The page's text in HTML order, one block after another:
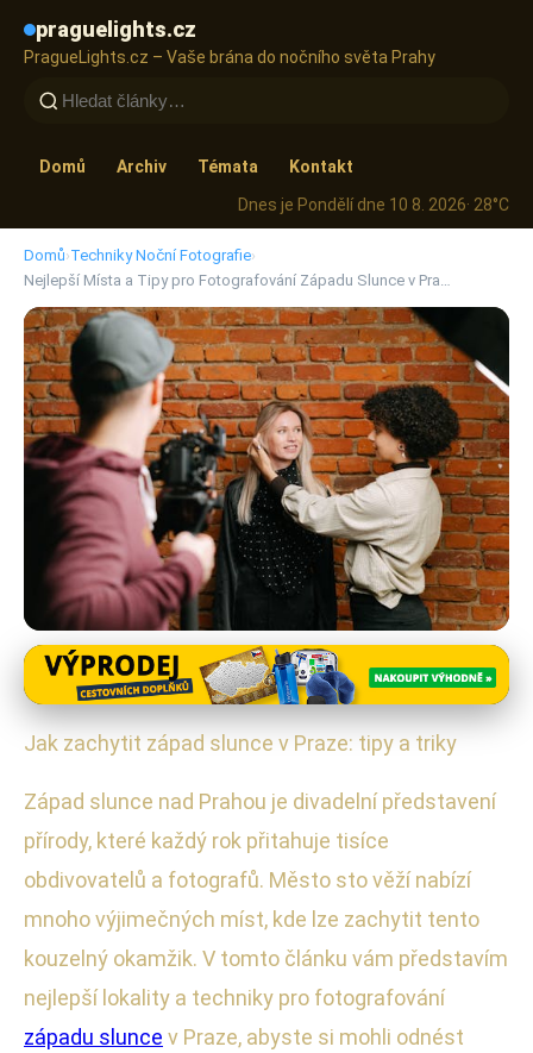
praguelights.cz
PragueLights.cz – Vaše brána do nočního světa Prahy
Domů Archiv Témata
Kontakt
Dnes je Pondělí dne 10 8. 2026· 28°C
Domů›Techniky Noční Fotografie›
Nejlepší Místa a Tipy pro Fotografování Západu Slunce v Pra…
Techniky Noční Fotografie
Nejlepší Místa a Tipy pro
Praze
· 4 min čtení · Autor: Ondřej Svoboda
Jak zachytit západ slunce v Praze: tipy a triky
Západ slunce nad Prahou je divadelní představení
přírody, které každý rok přitahuje tisíce
obdivovatelů a fotografů. Město sto věží nabízí
mnoho výjimečných míst, kde lze zachytit tento
kouzelný okamžik. V tomto článku vám představím
nejlepší lokality a techniky pro fotografování
západu slunce v Praze, abyste si mohli odnést